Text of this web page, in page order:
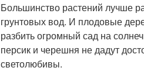
Большинство растений лучше
грунтовых вод. И плодовые
разбить огромный сад на
персик и черешня не дадут
светолюбивы.